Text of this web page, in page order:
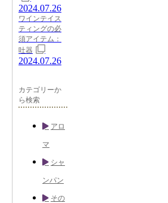
2024.07.26
ワインテイス
ティングの必
須アイテム：
吐器
2024.07.26
カテゴリーか
ら検索
アロ
マ
シャ
ンパン
その